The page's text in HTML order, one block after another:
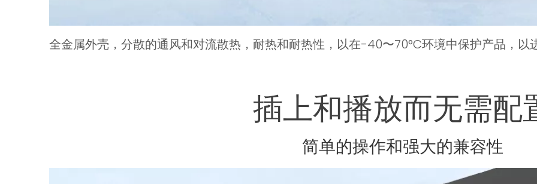
全金属外壳，分散的通风和对流散热，耐热和耐热性，以在-40〜70°C环境中保护产品，以
插上和播放而无需配
简单的操作和强大的兼容性